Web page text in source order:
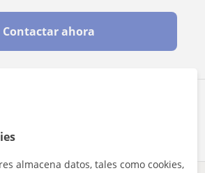
profesor
Contactar ahora
almacena datos, tales como cookies,